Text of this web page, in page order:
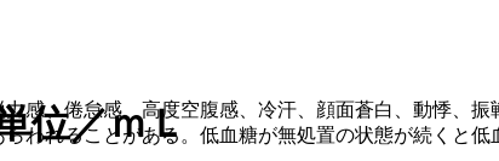
感、倦怠感、高度空腹感、冷汗、顔面蒼白、動悸、
われることがある。低血糖が無処置の状態が続くと
位／ｍＬ